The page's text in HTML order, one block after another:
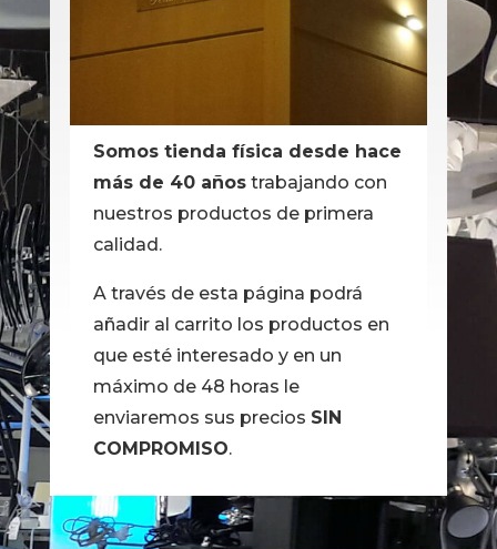
Somos tienda física desde hace
más de 40 añostrabajando con
nuestros productos de primera
calidad.
A través de esta página podrá
añadir al carrito los productos en
que esté interesado y en un
máximo de 48 horas le
enviaremos sus precios SIN
COMPROMISO.